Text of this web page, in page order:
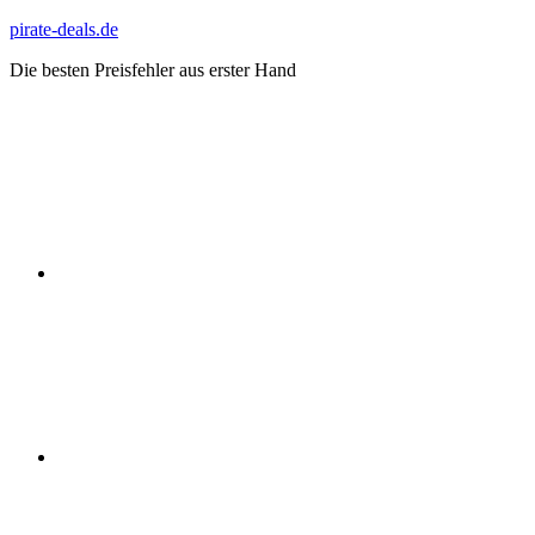
Zum
springen
pirate-deals.de
Die besten Preisfehler aus erster Hand